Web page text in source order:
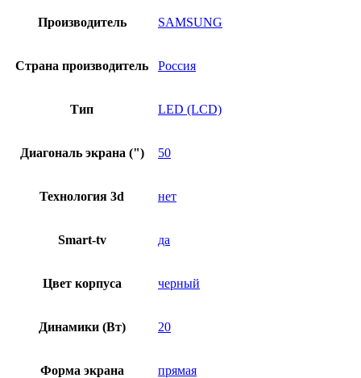
Производитель SAMSUNG
Страна производитель Россия
Тип LED (LCD)
Диагональ экрана (") 50
Технология 3d нет
Smart-tv да
Цвет корпуса черный
Динамики (Вт) 20
Форма экрана прямая